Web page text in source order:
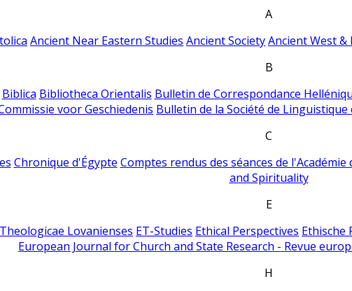
A
Ancient Near Eastern Studies Ancient SocietyAncient West &
B
Biblica Bibliotheca Orientalis Bulletin de Correspondance
voor Geschiedenis Bulletin de la Société de Linguistique
C
Chronique d'Égypte Comptes rendus des séances de
and Spirituality
E
Lovanienses ET-Studies Ethical Perspectives Ethische
European Journal for Church and State Research - Revue
H